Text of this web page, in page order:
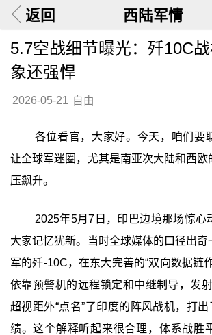
返回 西陆军情
5.7空战细节曝光：歼10C
象还强悍
2026-05-21 自由
各位看官，大家好。今天，咱们要
让全球军迷圈，尤其是南亚次大陆和西欧
压飙升。
2025年5月7日，印巴边境那场惊心
大家记忆犹新。当时全球媒体的口径出奇
军的歼-10C，在东大完善的“双向数据链
依靠预警机的远程锁定和中继制导，发
超视距外“点名”了印度的阵风战机，打出
绩。这个解释听起来很合理，体系战胜